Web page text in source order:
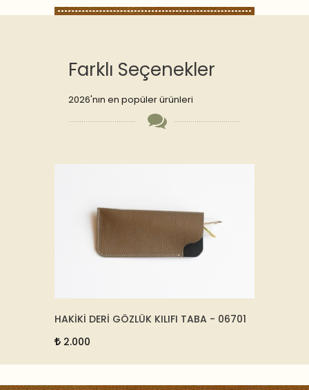
Farklı Seçenekler
2026'nın en popüler ürünleri
HAKİKİ DERİ GÖZLÜK KILIFI TABA - 06701
2.000